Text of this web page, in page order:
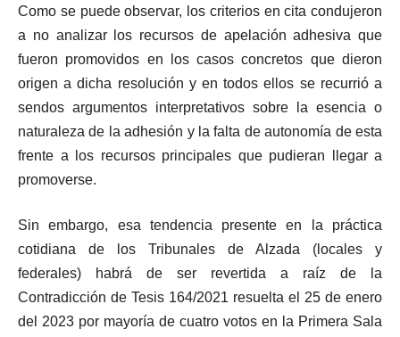
Como se puede observar, los criterios en cita condujeron
a no analizar los recursos de apelación adhesiva que
fueron promovidos en los casos concretos que dieron
origen a dicha resolución y en todos ellos se recurrió a
sendos argumentos interpretativos sobre la esencia o
naturaleza de la adhesión y la falta de autonomía de esta
frente a los recursos principales que pudieran llegar a
promoverse.
Sin embargo, esa tendencia presente en la práctica
cotidiana de los Tribunales de Alzada (locales y
federales) habrá de ser revertida a raíz de la
Contradicción de Tesis 164/2021 resuelta el 25 de enero
del 2023 por mayoría de cuatro votos en la Primera Sala